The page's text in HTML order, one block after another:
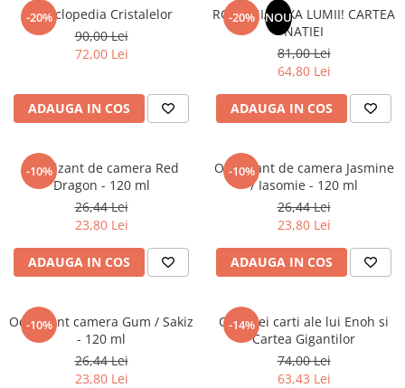
Adult
Crime, Thriller, Mistery
Literatura Romana
Literatura Universala
Poezie
Romane de dragoste, Carti
romantice
Senzatii/Dragoste
Senzatii/Erotic
Senzatii/Suspans
Senzatii/Thriller
SF & Fantasy
Teatru
Teens Book Club
-20%
Enciclopedia Cristalelor
90,00 Lei
72,00 Lei
ADAUGA IN COS
-20% NOU
ROMANIA, AXA LUMII! CARTEA
NATIEI
81,00 Lei
64,80 Lei
ADAUGA IN COS
-10%
Odorizant de camera Red
Dragon - 120 ml
26,44 Lei
23,80 Lei
ADAUGA IN COS
-10%
Odorizant de camera Jasmine
/ Iasomie - 120 ml
26,44 Lei
23,80 Lei
ADAUGA IN COS
-10%
Odorizant camera Gum / Sakiz
- 120 ml
26,44 Lei
23,80 Lei
-14%
Cele trei carti ale lui Enoh si
Cartea Gigantilor
74,00 Lei
63,43 Lei